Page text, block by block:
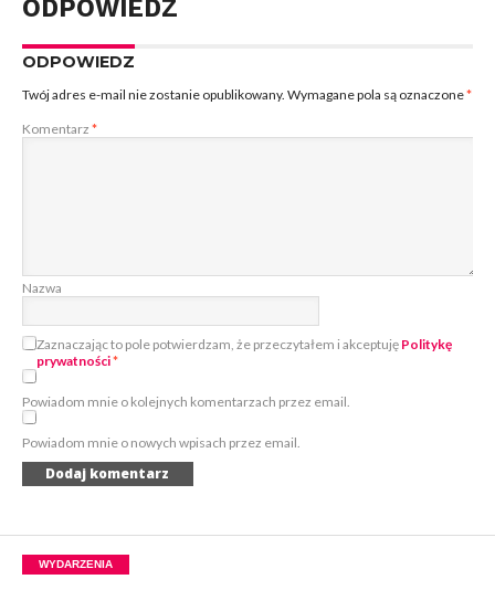
ODPOWIEDZ
ODPOWIEDZ
Twój adres e-mail nie zostanie opublikowany. Wymagane pola są oznaczone*
Komentarz *
Nazwa
Zaznaczając to pole potwierdzam, że przeczytałem i akceptuję Politykę
prywatności*
Powiadom mnie o kolejnych komentarzach przez email.
Powiadom mnie o nowych wpisach przez email.
WYDARZENIA